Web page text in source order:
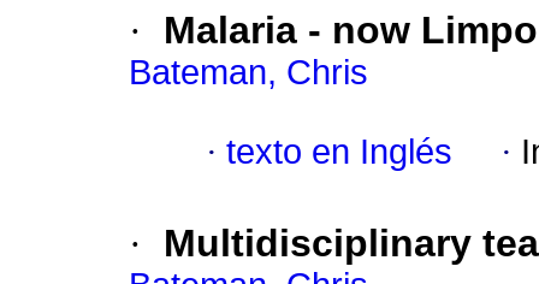
· Malaria - now
Bateman, Chris
· texto en Inglés ·
· Multidisciplinary